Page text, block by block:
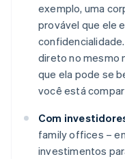
exemplo, uma
provável que ele
direto no mesmo
que ela pode se
você está
Com
family offices –
investimentos